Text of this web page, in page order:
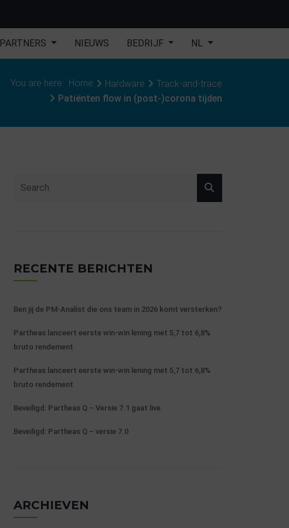
PARTNERS NIEUWS BEDRIJF NL
You are here: Home Hardware
Track-and-trace
Patiënten flow in (post-)corona tijden
RECENTE BERICHTEN
Ben jij de PM-Analist die ons team in 2026 komt versterken?
Partheas lanceert eerste win-win lening met 5,7 tot 6,8%
bruto rendement
Partheas lanceert eerste win-win lening met 5,7 tot 6,8%
bruto rendement
Beveiligd: Partheas Q – Versie 7.1 gaat live
Beveiligd: Partheas Q – versie 7.0
ARCHIEVEN